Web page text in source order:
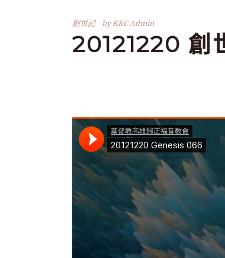
創世記 byKRC Admin
20121220 創